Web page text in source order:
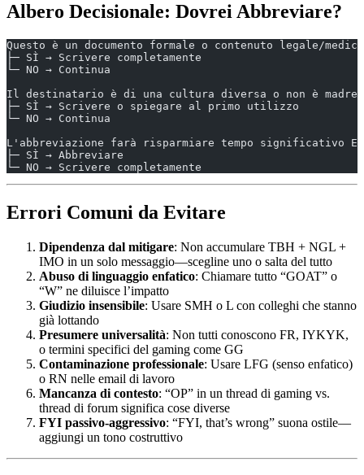
Albero Decisionale: Dovrei Abbreviare?
Questo è un documento formale o contenuto legale/
├─ SÌ → Scrivere completamente
└─ NO → Continua
Il destinatario è di una cultura diversa o non è
├─ SÌ → Scrivere o spiegare al primo utilizzo
└─ NO → Continua
L'abbreviazione farà risparmiare tempo significativo E
├─ SÌ → Abbreviare
└─ NO → Scrivere completamente
Errori Comuni da Evitare
Dipendenza dal mitigare: Non accumulare TBH + NGL +
IMO in un solo messaggio—scegline uno o salta del tutto
Abuso di linguaggio enfatico: Chiamare tutto “GOAT” o
“W” ne diluisce l’impatto
Giudizio insensibile: Usare SMH o L con colleghi che stanno
già lottando
Presumere universalità: Non tutti conoscono FR, IYKYK,
o termini specifici del gaming come GG
Contaminazione professionale: Usare LFG (senso enfatico)
o RN nelle email di lavoro
Mancanza di contesto: “OP” in un thread di gaming vs.
thread di forum significa cose diverse
FYI passivo-aggressivo: “FYI, that’s wrong” suona ostile—
aggiungi un tono costruttivo